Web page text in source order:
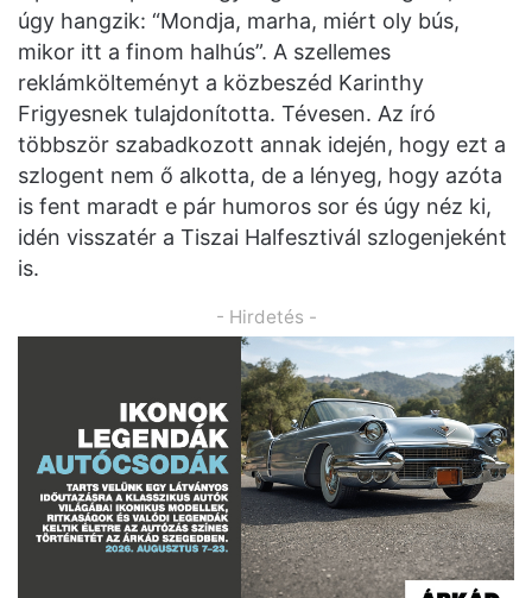
úgy hangzik: “Mondja, marha, miért oly bús,
mikor itt a finom halhús”. A szellemes
reklámkölteményt a közbeszéd Karinthy
Frigyesnek tulajdonította. Tévesen. Az író
többször szabadkozott annak idején, hogy ezt a
szlogent nem ő alkotta, de a lényeg, hogy azóta
is fent maradt e pár humoros sor és úgy néz ki,
idén visszatér a Tiszai Halfesztivál szlogenjeként
is.
- Hirdetés -